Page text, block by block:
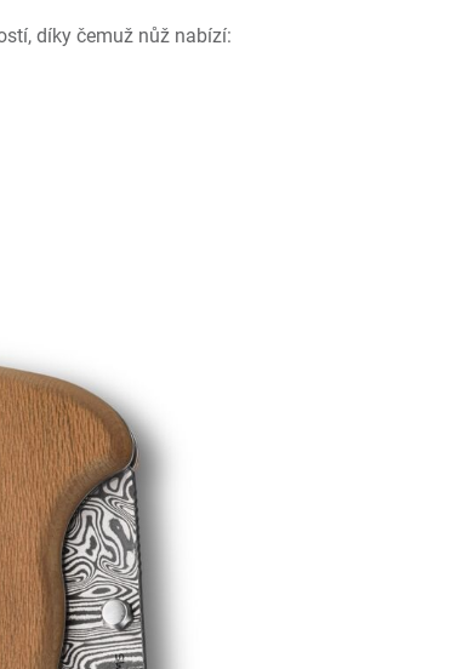
díky čemuž nůž nabízí: